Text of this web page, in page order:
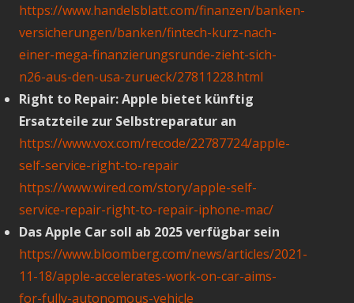
https://www.handelsblatt.com/finanzen/banken-
versicherungen/banken/fintech-kurz-nach-
einer-mega-finanzierungsrunde-zieht-sich-
n26-aus-den-usa-zurueck/27811228.html
Right to Repair: Apple bietet künftig
Ersatzteile zur Selbstreparatur an
https://www.vox.com/recode/22787724/apple-
self-service-right-to-repair
https://www.wired.com/story/apple-self-
service-repair-right-to-repair-iphone-mac/
Das Apple Car soll ab 2025 verfügbar sein
https://www.bloomberg.com/news/articles/2021-
11-18/apple-accelerates-work-on-car-aims-
for-fully-autonomous-vehicle